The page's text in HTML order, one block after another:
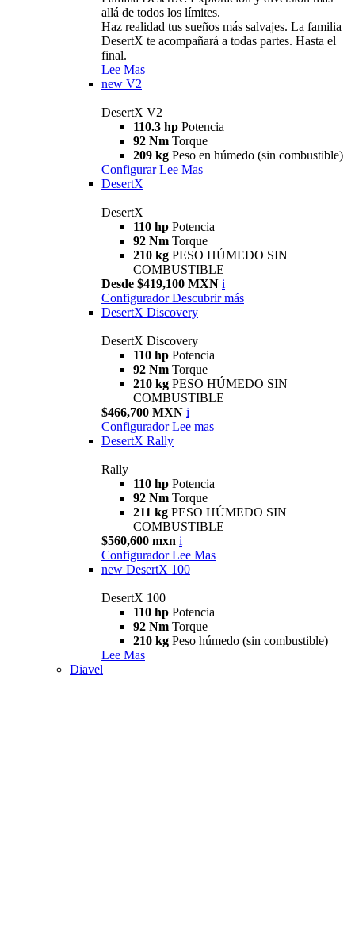
allá de todos los límites.
Haz realidad tus sueños más salvajes. La familia
DesertX te acompañará a todas partes. Hasta el
final.
Lee Mas
new V2
DesertX V2
110.3 hp Potencia
92 Nm Torque
209 kg Peso en húmedo (sin combustible)
Configurar Lee Mas
DesertX
DesertX
110 hp Potencia
92 Nm Torque
210 kg PESO HÚMEDO SIN
COMBUSTIBLE
Desde $419,100 MXN i
Configurador Descubrir más
DesertX Discovery
DesertX Discovery
110 hp Potencia
92 Nm Torque
210 kg PESO HÚMEDO SIN
COMBUSTIBLE
$466,700 MXN i
Configurador Lee mas
DesertX Rally
Rally
110 hp Potencia
92 Nm Torque
211 kg PESO HÚMEDO SIN
COMBUSTIBLE
$560,600 mxn i
Configurador Lee Mas
new DesertX 100
DesertX 100
110 hp Potencia
92 Nm Torque
210 kg Peso húmedo (sin combustible)
Lee Mas
Diavel